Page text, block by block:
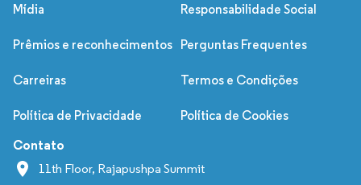
Mídia Responsabilidade Social
Prêmios e reconhecimentos Perguntas Frequentes
Carreiras Termos e Condições
Política de Privacidade Política de Cookies
Contato
11th Floor, Rajapushpa Summit